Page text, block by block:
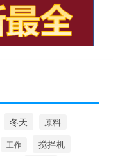
冬天 原料
工作 搅拌机